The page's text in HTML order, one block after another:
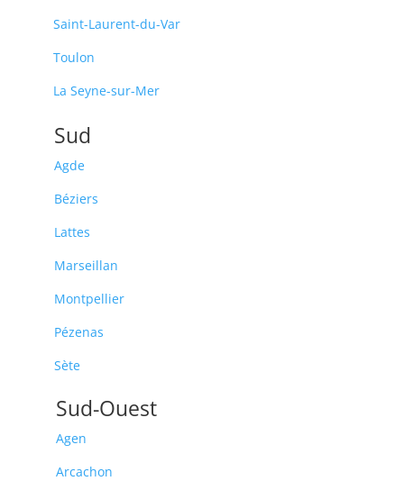
Saint-Laurent-du-Var
Toulon
La Seyne-sur-Mer
Sud
Agde
Béziers
Lattes
Marseillan
Montpellier
Pézenas
Sète
Sud-Ouest
Agen
Arcachon